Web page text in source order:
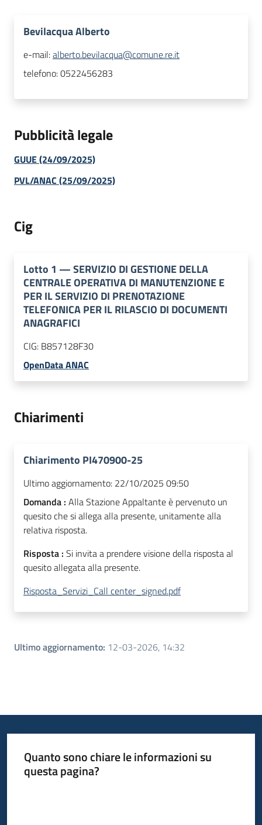
Bevilacqua Alberto
e-mail:alberto.bevilacqua@comune.re.it
telefono:0522456283
Pubblicità legale
GUUE (24/09/2025)
PVL/ANAC (25/09/2025)
Cig
Lotto 1 —SERVIZIO DI GESTIONE DELLA
CENTRALE OPERATIVA DI MANUTENZIONE E
PER IL SERVIZIO DI PRENOTAZIONE
TELEFONICA PER IL RILASCIO DI DOCUMENTI
ANAGRAFICI
CIG: B857128F30
OpenData ANAC
Chiarimenti
Chiarimento PI470900-25
Ultimo aggiornamento: 22/10/2025 09:50
Domanda : Alla Stazione Appaltante è pervenuto un
quesito che si allega alla presente, unitamente alla
relativa risposta.
Risposta : Si invita a prendere visione della risposta al
quesito allegata alla presente.
Risposta_Servizi_Call center_signed.pdf
Ultimo aggiornamento: 12-03-2026, 14:32
Quanto sono chiare le informazioni su
questa pagina?